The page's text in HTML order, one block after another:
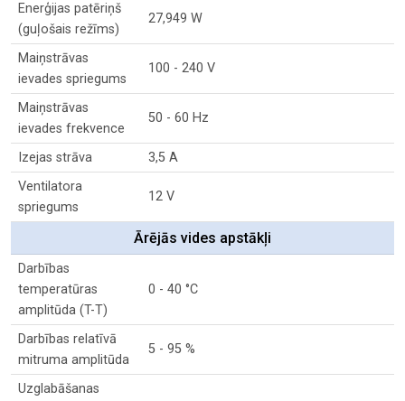
Enerģijas patēriņš
(guļošais režīms)
27,949 W
Maiņstrāvas
ievades spriegums
100 - 240 V
Maiņstrāvas
ievades frekvence
50 - 60 Hz
Izejas strāva
3,5 A
Ventilatora
spriegums
12 V
Ārējās vides apstākļi
Darbības
temperatūras
amplitūda (T-T)
0 - 40 °C
Darbības relatīvā
mitruma amplitūda
5 - 95 %
Uzglabāšanas